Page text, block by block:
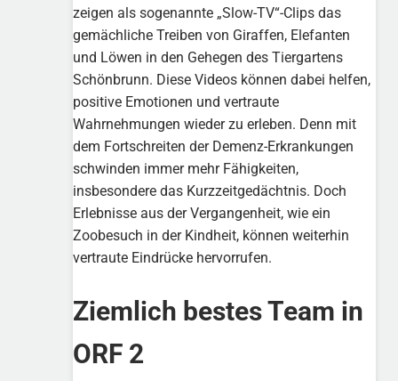
zeigen als sogenannte „Slow-TV“-Clips das
gemächliche Treiben von Giraffen, Elefanten
und Löwen in den Gehegen des Tiergartens
Schönbrunn. Diese Videos können dabei helfen,
positive Emotionen und vertraute
Wahrnehmungen wieder zu erleben. Denn mit
dem Fortschreiten der Demenz-Erkrankungen
schwinden immer mehr Fähigkeiten,
insbesondere das Kurzzeitgedächtnis. Doch
Erlebnisse aus der Vergangenheit, wie ein
Zoobesuch in der Kindheit, können weiterhin
vertraute Eindrücke hervorrufen.
Ziemlich bestes Team in
ORF 2